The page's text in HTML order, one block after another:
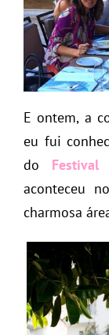
E ontem, a
eu fui
do Festival
aconteceu
charmosa